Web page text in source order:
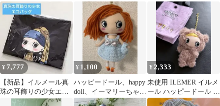
ドール イアンヌ
¥ 7,777
【新品】イルメール真
珠の耳飾りの少女エコ
バッグ イーマリー
¥ 1,100
ハッピードール、happy
doll、イーマリーちゃ
ん、イルメール、ハン
¥ 2,333
未使用 ILEMER イルメ
ール ハッピードール ア
ニマルズ クマ ぬいぐる